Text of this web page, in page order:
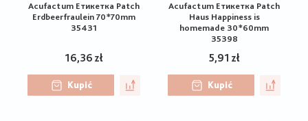
Acufactum Етикетка Patch
Erdbeerfraulein 70*70mm
35431
16,36 zł
Kupić
Acufactum Етикетка Patch
Haus Happiness is
homemade 30*60mm
35398
5,91 zł
Kupić